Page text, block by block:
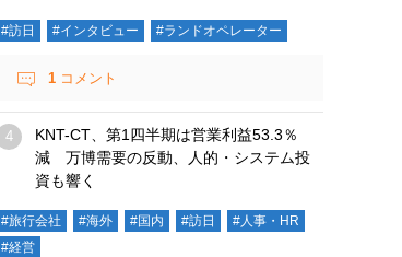
#訪日 #インタビュー #ランドオペレーター
1 コメント
KNT-CT、第1四半期は営業利益53.3％
減 万博需要の反動、人的・システム投
資も響く
#旅行会社 #海外 #国内 #訪日
#人事・HR
#経営